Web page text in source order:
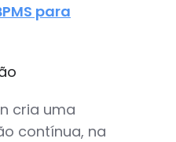
para
cria uma
contínua, na